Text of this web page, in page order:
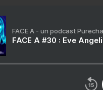
FACE A - un podcast
FACE A #30 : Eve